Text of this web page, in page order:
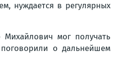
нуждается в регулярных
мог получать
о дальнейшем